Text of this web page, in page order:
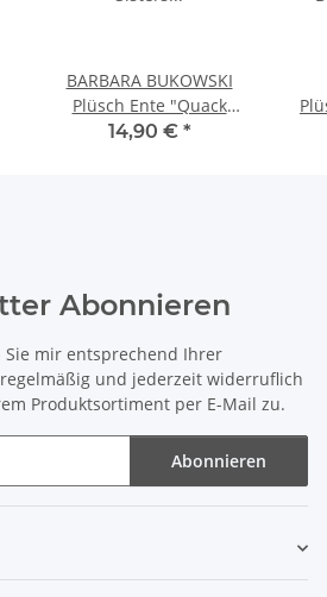
BARBARA BUKOWSKI
Plüsch Ente "Quack
Sisters natural"
14,90 € *
Abonnieren
Sie mir entsprechend Ihrer
regelmäßig und jederzeit widerruflich
Produktsortiment per E-Mail zu.
Abonnieren